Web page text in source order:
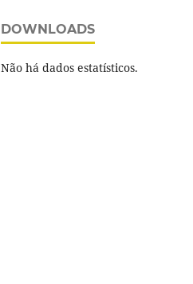
DOWNLOADS
Não há dados estatísticos.